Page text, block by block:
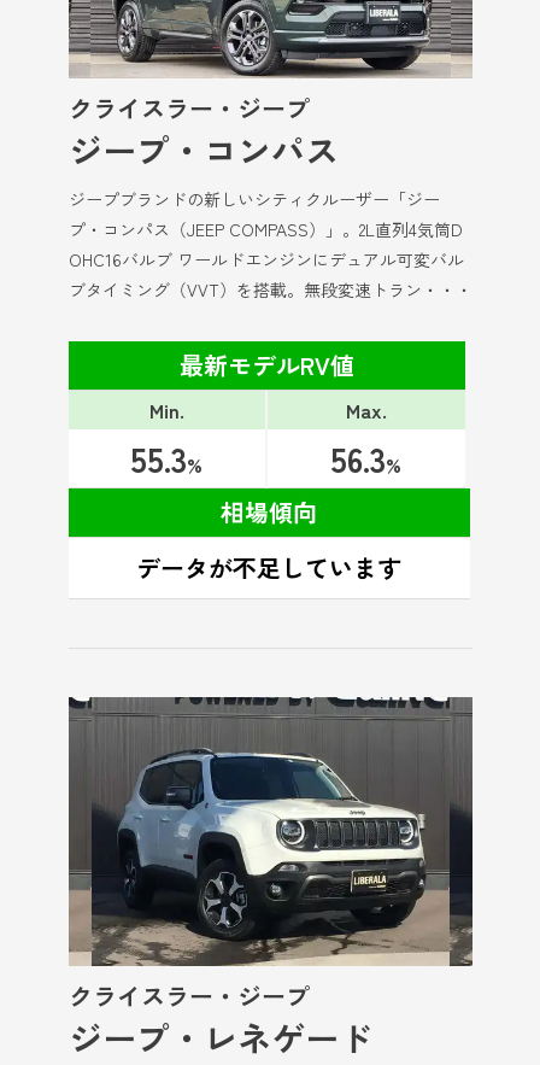
クライスラー・ジープ
ジープ・コンパス
ジープブランドの新しいシティクルーザー「ジー
プ・コンパス（JEEP COMPASS）」。2L直列4気筒D
OHC16バルブ ワールドエンジンにデュアル可変バル
ブタイミング（VVT）を搭載。無段変速トラン・・・
最新モデルRV値
Min.
55.3%
Max.
56.3%
相場傾向
クライスラー・ジープ
ジープ・レネゲード